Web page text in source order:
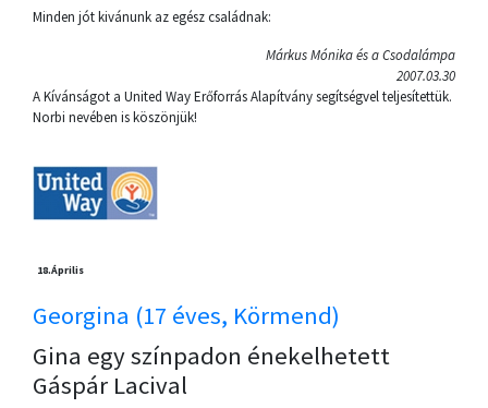
Minden jót kivánunk az egész családnak:
Márkus Mónika és a Csodalámpa
2007.03.30
A Kívánságot a United Way Erőforrás Alapítvány segítségvel teljesítettük.
Norbi nevében is köszönjük!
18.Április
Georgina (17 éves, Körmend)
Gina egy színpadon énekelhetett
Gáspár Lacival